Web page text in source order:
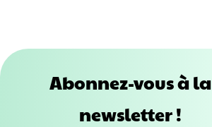
Abonnez-vous à la
newsletter !